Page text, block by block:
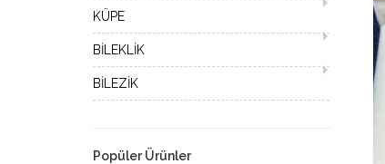
KÜPE
BİLEKLİK
BİLEZİK
Popüler Ürünler